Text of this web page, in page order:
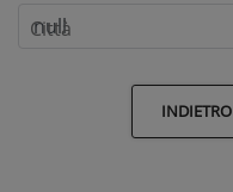
Città
INDIETRO